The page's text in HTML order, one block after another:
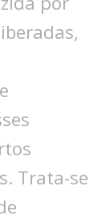
Trata-se